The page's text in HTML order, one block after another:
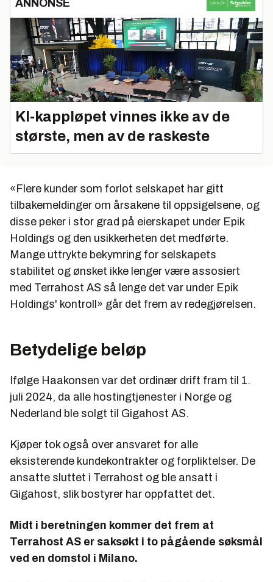
ANNONSE
KI‑kappløpet vinnes ikke av de
største, men av de raskeste
«Flere kunder som forlot selskapet har gitt
tilbakemeldinger om årsakene til oppsigelsene, og
disse peker i stor grad på eierskapet under Epik
Holdings og den usikkerheten det medførte.
Mange uttrykte bekymring for selskapets
stabilitet og ønsket ikke lenger være assosiert
med Terrahost AS så lenge det var under Epik
Holdings' kontroll» går det frem av redegjørelsen.
Betydelige beløp
Ifølge Haakonsen var det ordinær drift fram til 1.
juli 2024, da alle hostingtjenester i Norge og
Nederland ble solgt til Gigahost AS.
Kjøper tok også over ansvaret for alle
eksisterende kundekontrakter og forpliktelser. De
ansatte sluttet i Terrahost og ble ansatt i
Gigahost, slik bostyrer har oppfattet det.
Midt i beretningen kommer det frem at
Terrahost AS er saksøkt i to pågående søksmål
ved en domstol i Milano.